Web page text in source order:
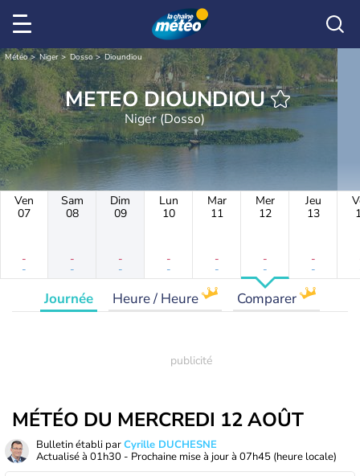
Météo Niger Dosso Dioundiou
METEO DIOUNDIOU
Niger (Dosso)
Ven
07
-
-
Sam
08
-
-
Dim
09
-
-
Lun
10
-
-
Mar
11
-
-
Mer
12
-
-
Jeu
13
-
-
Journée Heure / Heure Comparer
MÉTÉO DU MERCREDI 12 AOÛT
Bulletin établi parCyrille DUCHESNE
Actualisé à 01h30 - Prochaine mise à jour à 07h45 (heure locale)